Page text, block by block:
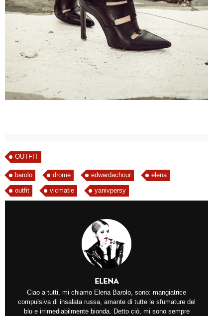
OUTFIT
barolo drome edwardachour elena
outfit vicmatie yanivpersy
ELENA
Ciao a tutti, mi chiamo Elena Barolo, sono: mangiatrice
compulsiva di insalata russa, amante di tutte le sfumature del
blu e irrimediabilmente bionda. Detto ciò, mi sono sempre